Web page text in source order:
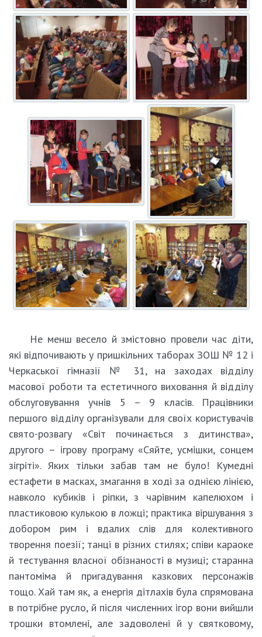
Не менш весело й змістовно провели час діти,
які відпочивають у пришкільних таборах ЗОШ № 12 і
Черкаської гімназії № 31, на заходах відділу
масової роботи та естетичного виховання й відділу
обслуговування учнів 5 – 9 класів. Працівники
першого відділу організували для своїх користувачів
свято-розвагу «Світ починається з дитинства»,
другого – ігрову програму «Сяйте, усмішки, сонцем
зігріті». Яких тільки забав там не було! Кумедні
естафети в масках, змагання в ході за однією лінією,
навколо кубиків і ріпки, з чарівним капелюхом і
пластиковою кулькою в ложці; практика віршування з
добором рим і вдалих слів для колективного
творення поезії; танці в різних стилях; співи караоке
й тестування власної обізнаності в музиці; старанна
пантоміма й пригадування казкових персонажів
тощо. Хай там як, а енергія дітлахів була спрямована
в потрібне русло, й після численних ігор вони вийшли
трошки втомлені, але задоволені й у святковому,